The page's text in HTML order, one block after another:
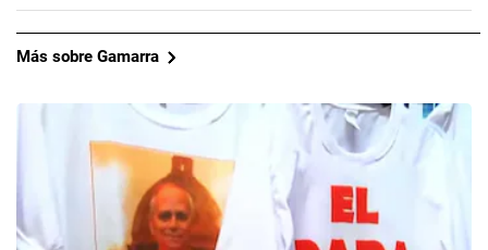
Más sobre Gamarra